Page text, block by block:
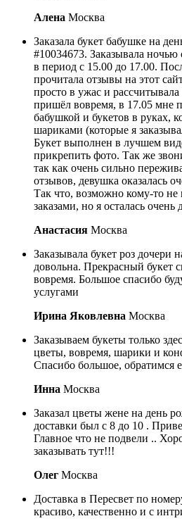
Алена Москва
Заказала букет бабушке на
#10034673. Заказывала ночью
в период с 15.00 до 17.00.
прочитала отзывы на этот
просто в ужас и
пришёл вовремя, в 17.05 мне
бабушкой и букетов в руках,
шариками (которые я
Букет выполнен в лучшем
прикрепить фото. Так же
так как очень сильно
отзывов, девушка оказалась
Так что, возможно кому-то не
заказами, но я осталась
Анастасия Москва
Заказывала букет роз дочери
довольна. Прекрасный букет
вовремя. Большое спасибо
услугами
Ирина Яковлевна Москва
Заказываем букеты только
цветы, вовремя, шарики и
Спасибо большое, обратимся
Инна Москва
Заказал цветы жене на день
доставки был с 8 до 10 .
Главное что не подвели ..
заказывать тут!!!
Олег Москва
Доставка в Пересвет по
красиво, качественно и с